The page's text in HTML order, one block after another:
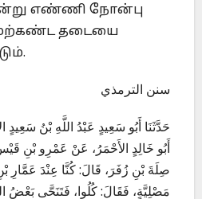
எண்ணி நோன்பு
தடையை
سنن الترمذي
أَبُو خَالِدٍ الأَحْمَرُ، عَنْ عَمْرِو بْنِ
صِلَةَ بْنِ زُفَرَ، قَالَ: كُنَّا عِنْدَ عَمَّارِ
مَصْلِيَّةٍ، فَقَالَ: كُلُوا، فَتَنَحَّى بَعْضُ